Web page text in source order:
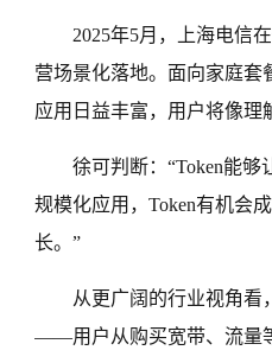
2025年5月，上海电信
营场景化落地。面向家庭套
应用日益丰富，用户将像理
徐可判断：“Token能
规模化应用，Token有机会
长。”
从更广阔的行业视角
——用户从购买宽带、流量